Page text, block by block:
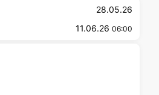
28.05.26
11.06.26 06:00